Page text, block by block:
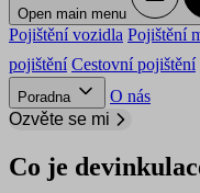
Open main menu
Pojištění vozidla Pojištění
pojištění Cestovní pojištění
Poradna
O nás
Ozvěte se mi
Co je